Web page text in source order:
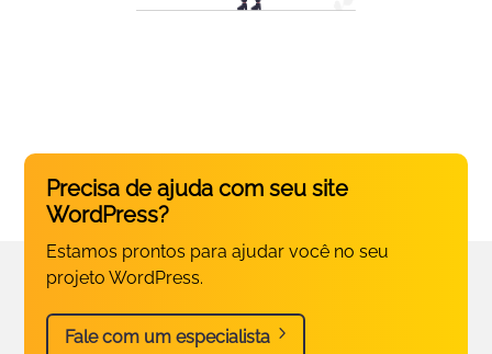
Precisa de ajuda com seu site
WordPress?
Estamos prontos para ajudar você no seu
projeto WordPress.
Fale com um especialista 5